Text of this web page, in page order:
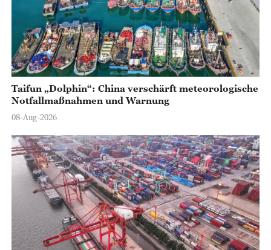
Taifun „Dolphin“: China verschärft meteorologische
Notfallmaßnahmen und Warnung
08-Aug-2026